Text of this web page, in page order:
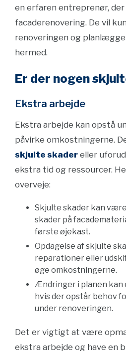
en erfaren entreprenør,
facaderenovering. De vil
renoveringen og
hermed.
Er der nogen
Ekstra arbejde
Ekstra arbejde kan opstå
påvirke omkostningerne.
skjulte skader eller
ekstra tid og ressourcer.
overveje:
Skjulte skader kan
skader på
første øjekast.
Opdagelse af skjulte
reparationer eller
øge omkostningerne.
Ændringer i planen kan
hvis der opstår behov
under renoveringen.
Det er vigtigt at være
ekstra arbejde og have